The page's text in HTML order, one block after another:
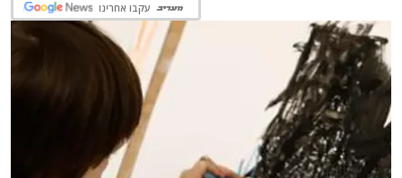
עקבו אחרינו